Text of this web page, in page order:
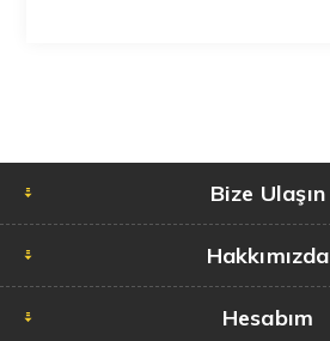
Bize Ulaşın
Hakkımızda
Hesabım